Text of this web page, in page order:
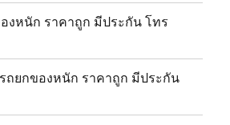
งหนัก ราคาถูก มีประกัน โทร
ถยกของหนัก ราคาถูก มีประกัน